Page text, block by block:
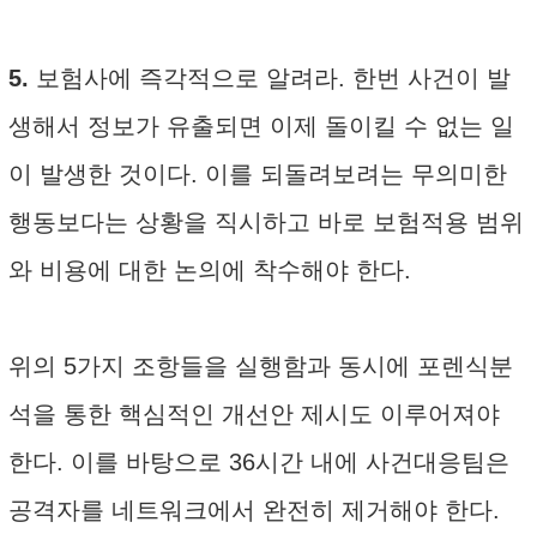
5. 보험사에 즉각적으로 알려라. 한번 사건이 발
생해서 정보가 유출되면 이제 돌이킬 수 없는 일
이 발생한 것이다. 이를 되돌려보려는 무의미한
행동보다는 상황을 직시하고 바로 보험적용 범위
와 비용에 대한 논의에 착수해야 한다.
위의 5가지 조항들을 실행함과 동시에 포렌식분
석을 통한 핵심적인 개선안 제시도 이루어져야
한다. 이를 바탕으로 36시간 내에 사건대응팀은
공격자를 네트워크에서 완전히 제거해야 한다.